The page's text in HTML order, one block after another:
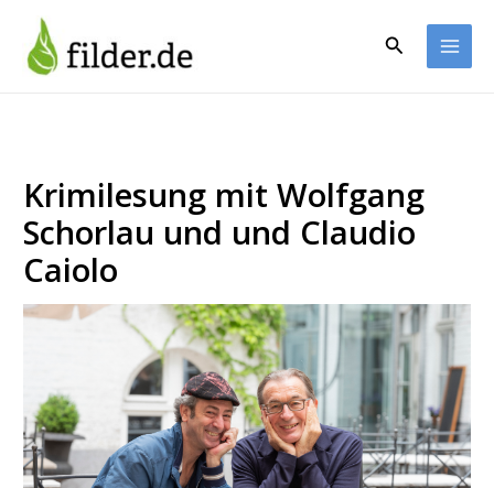
Inhalt
springen
Suchen
Krimilesung mit Wolfgang
Schorlau und und Claudio
Caiolo